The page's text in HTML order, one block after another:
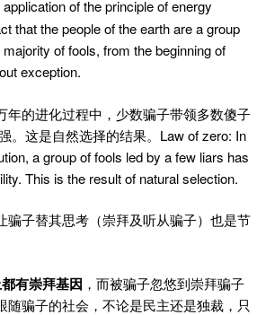
of the principle of energy
that the people of the earth are a group
of fools, from the beginning of
exception.
年的进化过程中，少数骗子带领多数傻子
。这是自然选择的结果。Law of zero: In
a group of fools led by a few liars has
This is the result of natural selection.
骗子替其思考（崇拜及听从骗子）也是节
有崇拜基因 ，而被骗子忽悠到崇拜骗子
随骗子的社会，不论是民主还是独裁，只